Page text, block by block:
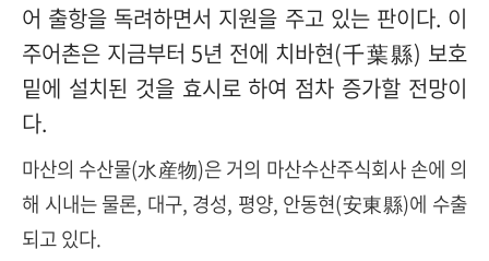
어 출항을 독려하면서 지원을 주고 있는 판이다. 이
주어촌은 지금부터5년 전에 치바현(千葉縣) 보호
밑에 설치된 것을 효시로 하여 점차 증가할 전망이
다.
마산의 수산물(水産物)은 거의 마산수산주식회사 손에 의
해 시내는 물론, 대구, 경성, 평양, 안동현(安東縣)에 수출
되고 있다.